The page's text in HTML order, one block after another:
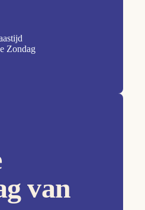
Zondag
van